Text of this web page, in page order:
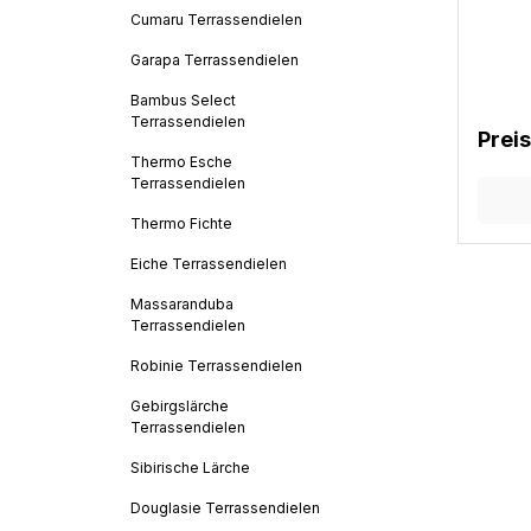
Cumaru Terrassendielen
Garapa Terrassendielen
Bambus Select
Terrassendielen
Thermo Esche
Terrassendielen
Thermo Fichte
Eiche Terrassendielen
Massaranduba
Terrassendielen
Robinie Terrassendielen
Gebirgslärche
Terrassendielen
Sibirische Lärche
Douglasie Terrassendielen